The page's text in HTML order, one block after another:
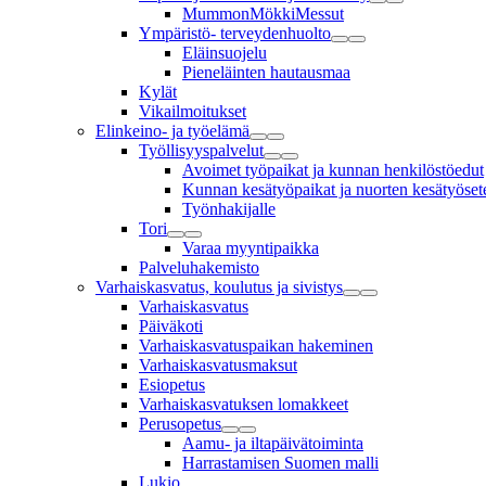
MummonMökkiMessut
Ympäristö- terveydenhuolto
Eläinsuojelu
Pieneläinten hautausmaa
Kylät
Vikailmoitukset
Elinkeino- ja työelämä
Työllisyyspalvelut
Avoimet työpaikat ja kunnan henkilöstöedut
Kunnan kesätyöpaikat ja nuorten
Työnhakijalle
Tori
Varaa myyntipaikka
Palveluhakemisto
Varhaiskasvatus, koulutus ja sivistys
Varhaiskasvatus
Päiväkoti
Varhaiskasvatuspaikan hakeminen
Varhaiskasvatusmaksut
Esiopetus
Varhaiskasvatuksen lomakkeet
Perusopetus
Aamu- ja iltapäivätoiminta
Harrastamisen Suomen malli
Lukio